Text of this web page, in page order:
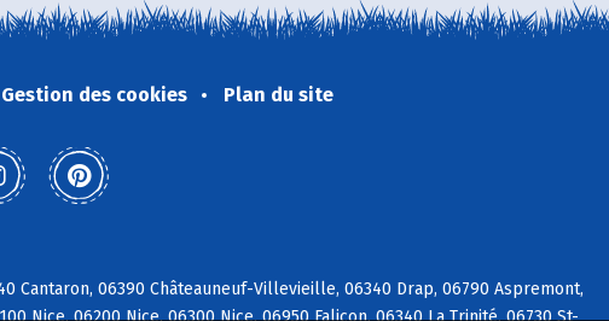
Gestion des cookies Plan du site
Cantaron, 06390 Châteauneuf-Villevieille, 06340 Drap, 06790 Aspremont,
Nice, 06200 Nice, 06300 Nice, 06950 Falicon, 06340 La Trinité, 06730 St-